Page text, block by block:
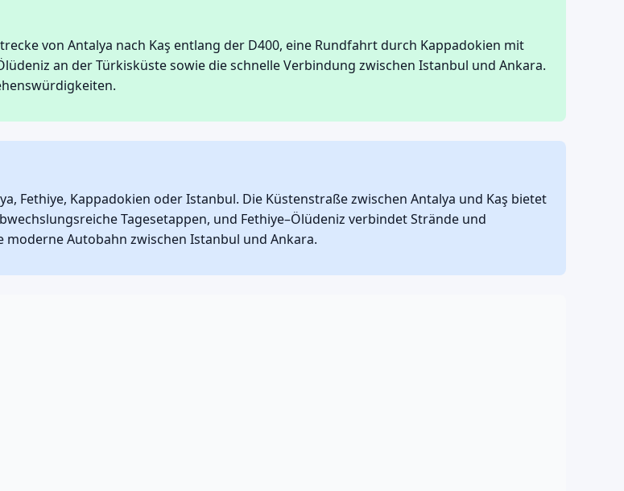
von Antalya nach Kaş entlang der D400, eine Rundfahrt durch Kappadokien mit
an der Türkisküste sowie die schnelle Verbindung zwischen Istanbul und Ankara.
Fethiye, Kappadokien oder Istanbul. Die Küstenstraße zwischen Antalya und Kaş bietet
Tagesetappen, und Fethiye–Ölüdeniz verbindet Strände und
Autobahn zwischen Istanbul und Ankara.